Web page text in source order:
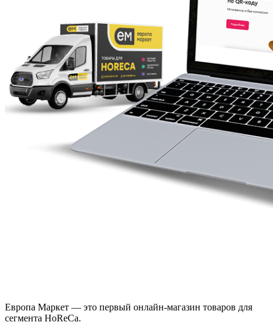
Европа Маркет — это первый онлайн-магазин товаров для
сегмента HoReCa.